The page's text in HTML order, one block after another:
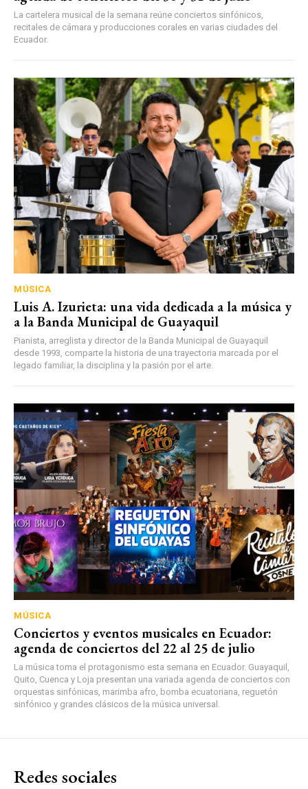
La cartelera musical de la semana reúne conciertos sinfónicos,
recitales de cámara y producciones corales en varias ciudades del
Ecuador.
MÚSICA
Luis A. Izurieta: una vida dedicada a la música y
a la Banda Municipal de Guayaquil
Pianista, arreglista y director de la Banda Municipal de Guayaquil
desde 1993, comparte la historia de una trayectoria marcada por el
legado familiar, la disciplina y la pasión por el arte.
MÚSICA
Conciertos y eventos musicales en Ecuador:
agenda de conciertos del 22 al 25 de julio
La música toma el protagonismo esta semana en Ecuador. Guayaquil,
Quito, Cuenca y Loja presentan una variada agenda de conciertos con
orquestas sinfónicas, marimba afro, bomba ecuatoriana, reguetón
sinfónico y grandes clásicos de la música universal.
Redes sociales